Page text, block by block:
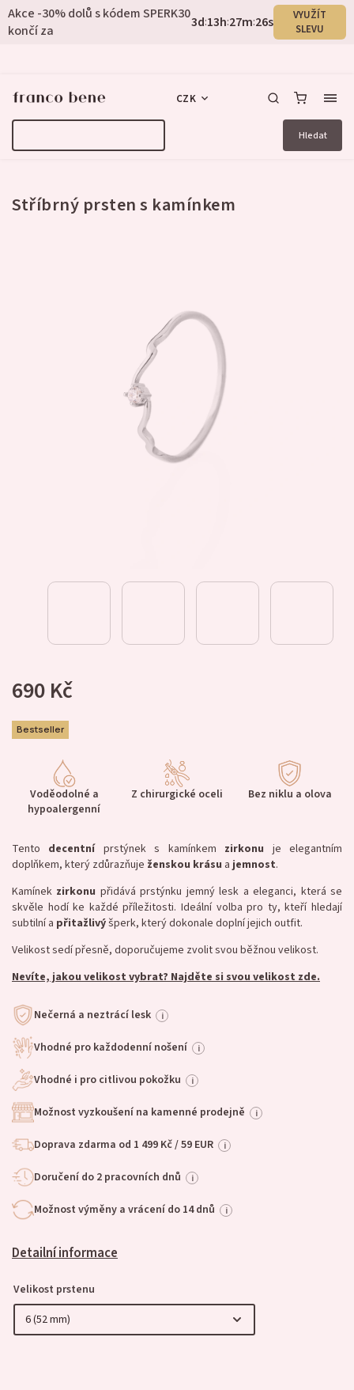
Akce -30% dolů s kódem SPERK30
končí za
3d:13h:27m:25s
VYUŽÍT
SLEVU
Hledat
CZK
2 hodnocení
Stříbrný prsten s kamínkem
690 Kč
Bestseller
Voděodolné a
hypoalergenní
Z chirurgické oceli Bez niklu a olova
Tento decentníprstýnek s kamínkem zirkonu je elegantním
doplňkem, který zdůrazňuje ženskou krásu ajemnost.
Kamínek zirkonu přidává prstýnku jemný lesk a eleganci, která se
skvěle hodí ke každé příležitosti. Ideální volba pro ty, kteří hledají
subtilní a přitažlivýšperk, který dokonale doplní jejich outfit.
Velikost sedí přesně, doporučujeme zvolit svou běžnou velikost.
Nevíte, jakou velikost vybrat? Najděte si svou velikost zde.
Nečerná a neztrácí lesk i
Vhodné pro každodenní nošení i
Vhodné i pro citlivou pokožku i
Možnost vyzkoušení na kamenné prodejně i
Doprava zdarma od 1 499 Kč / 59 EUR i
Doručení do 2 pracovních dnů i
Možnost výměny a vrácení do 14 dnů i
Detailní informace
Velikost prstenu